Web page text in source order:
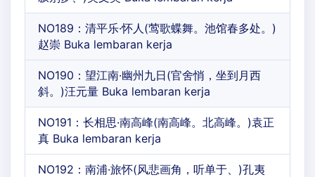
NO189：清平乐·怀人(莺歌蝶舞。池馆春多处。)
赵崇 Buka lembaran kerja
NO190：望江南·幽州九日(官舍悄，坐到月西
斜。)汪元量 Buka lembaran kerja
NO191：长相思·南高峰(南高峰。北高峰。)袁正
真 Buka lembaran kerja
NO192：南浦·旅怀(风悲画角，听单于、)孔夷